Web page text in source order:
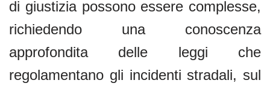
di giustizia possono essere complesse,
richiedendo una conoscenza
approfondita delle leggi che
regolamentano gli incidenti stradali, sul